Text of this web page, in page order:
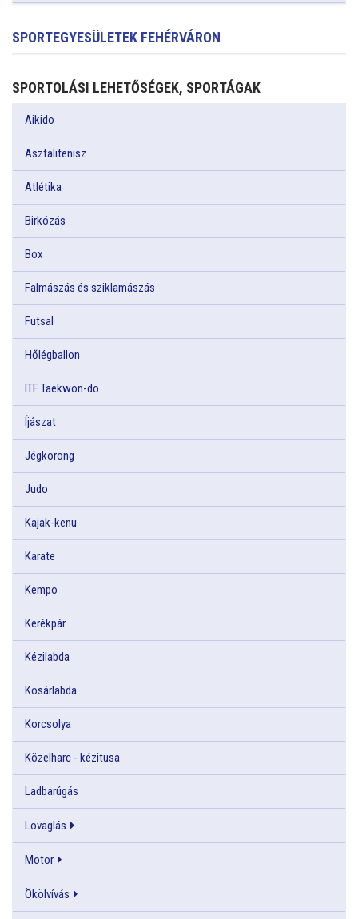
SPORTEGYESÜLETEK FEHÉRVÁRON
SPORTOLÁSI LEHETŐSÉGEK, SPORTÁGAK
Aikido
Asztalitenisz
Atlétika
Birkózás
Box
Falmászás és sziklamászás
Futsal
Hőlégballon
ITF Taekwon-do
Íjászat
Jégkorong
Judo
Kajak-kenu
Karate
Kempo
Kerékpár
Kézilabda
Kosárlabda
Korcsolya
Közelharc - kézitusa
Ladbarúgás
Lovaglás
Motor
Ökölvívás